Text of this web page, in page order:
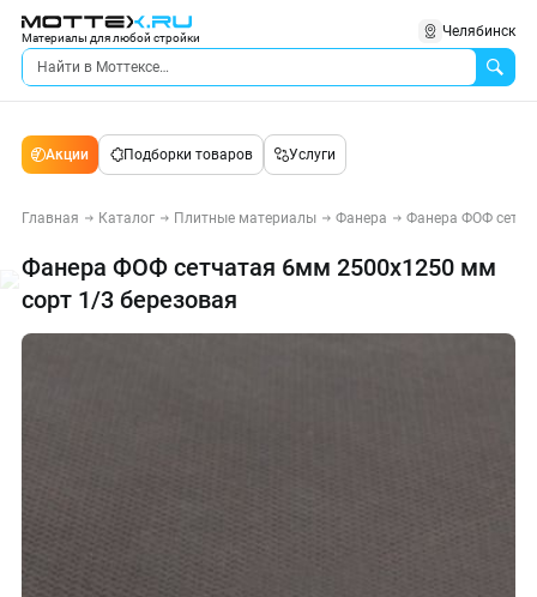
Материалы для любой стройки Челябинск
Акции Подборки товаров Услуги
Главная Каталог Плитные материалы Фанера Фанера ФОФ
Фанера ФОФ сетчатая 6мм 2500х1250 мм
сорт 1/3 березовая